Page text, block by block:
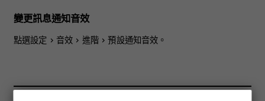
變更訊息通知音效
點選設定 > 音效 > 進階>預設通知音效 。